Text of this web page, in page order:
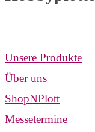
Unsere Produkte
Über uns
ShopNPlott
Messetermine